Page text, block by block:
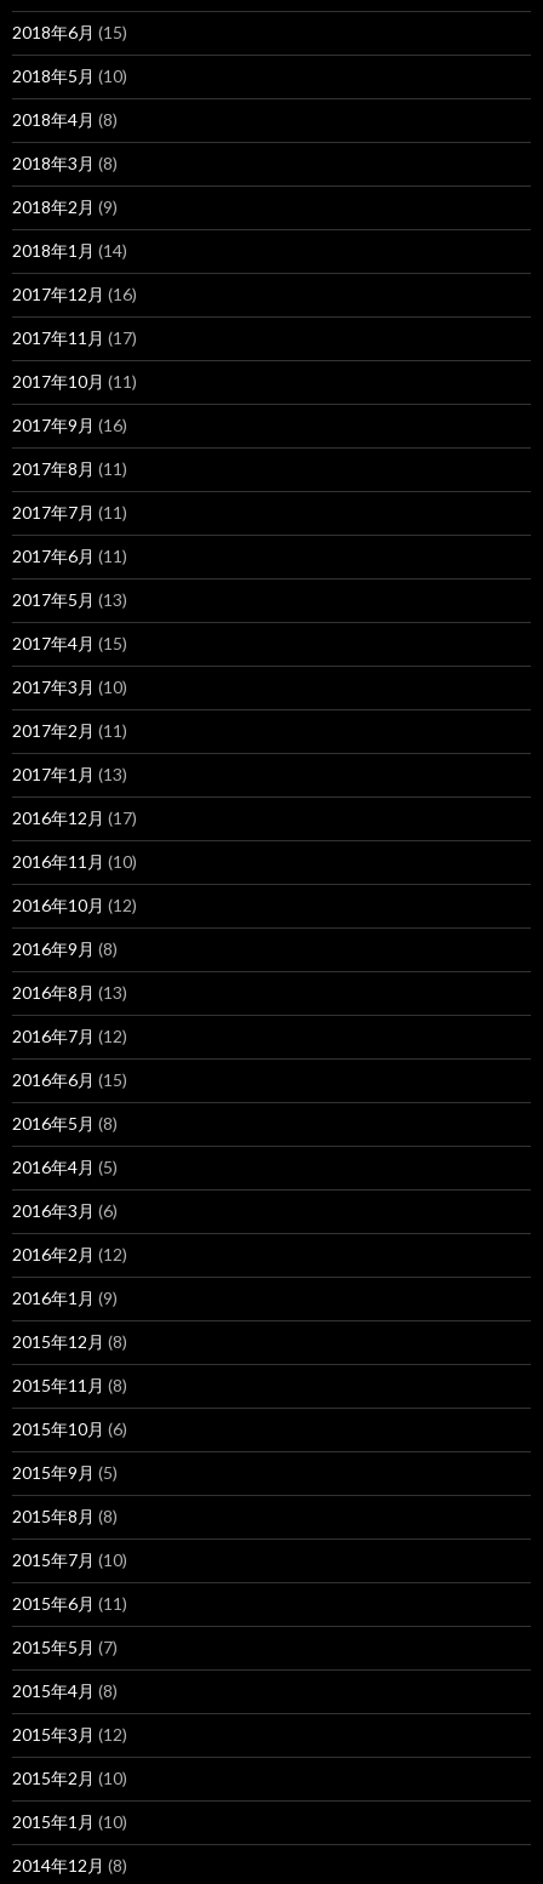
2018年6月 (15)
2018年5月 (10)
2018年4月 (8)
2018年3月 (8)
2018年2月 (9)
2018年1月 (14)
2017年12月 (16)
2017年11月 (17)
2017年10月 (11)
2017年9月 (16)
2017年8月 (11)
2017年7月 (11)
2017年6月 (11)
2017年5月 (13)
2017年4月 (15)
2017年3月 (10)
2017年2月 (11)
2017年1月 (13)
2016年12月 (17)
2016年11月 (10)
2016年10月 (12)
2016年9月 (8)
2016年8月 (13)
2016年7月 (12)
2016年6月 (15)
2016年5月 (8)
2016年4月 (5)
2016年3月 (6)
2016年2月 (12)
2016年1月 (9)
2015年12月 (8)
2015年11月 (8)
2015年10月 (6)
2015年9月 (5)
2015年8月 (8)
2015年7月 (10)
2015年6月 (11)
2015年5月 (7)
2015年4月 (8)
2015年3月 (12)
2015年2月 (10)
2015年1月 (10)
2014年12月 (8)